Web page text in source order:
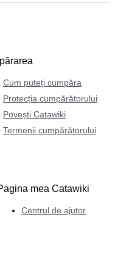
Cum puteți cumpăra
Protecția cumpărătorului
Povești Catawiki
Termenii cumpărătorului
mea Catawiki
Centrul de ajutor